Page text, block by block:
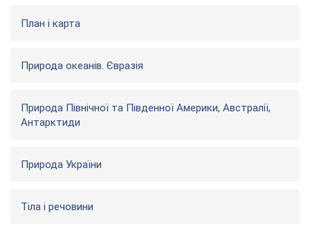
План і карта
Природа океанів. Євразія
Природа Північної та Південної Америки, Австралії,
Антарктиди
Природа України
Тіла і речовини